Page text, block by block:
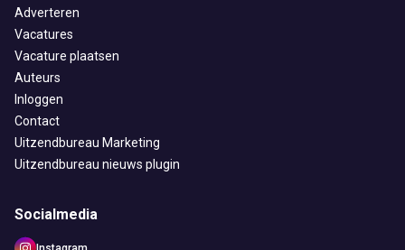
Adverteren
Vacatures
Vacature plaatsen
Auteurs
Inloggen
Contact
Uitzendbureau Marketing
Uitzendbureau nieuws plugin
Socialmedia